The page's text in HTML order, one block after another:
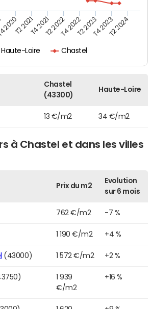
Haute-Loire Chastel
2020T2 2021T4 2021T2 2022T4 2022T2 2023T4 2023T2 2024
Chastel
(43300)
Haute-Loire
13 €/m2 34 €/m2
à Chastel et dans les villes
Prix du m2
Evolution
sur 6 mois
762 €/m2 -7 %
1 190 €/m2 +4 %
(43000) 1 572 €/m2 +2 %
1 939
€/m2
+16 %